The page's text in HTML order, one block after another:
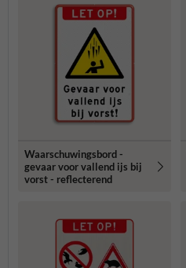
Waarschuwingsbord -
gevaar voor vallend ijs bij
vorst - reflecterend